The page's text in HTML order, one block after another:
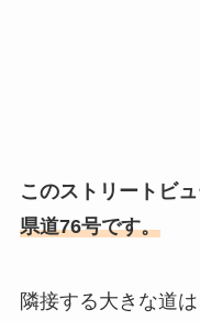
このストリートビ
県道76号です。
隣接する大きな道